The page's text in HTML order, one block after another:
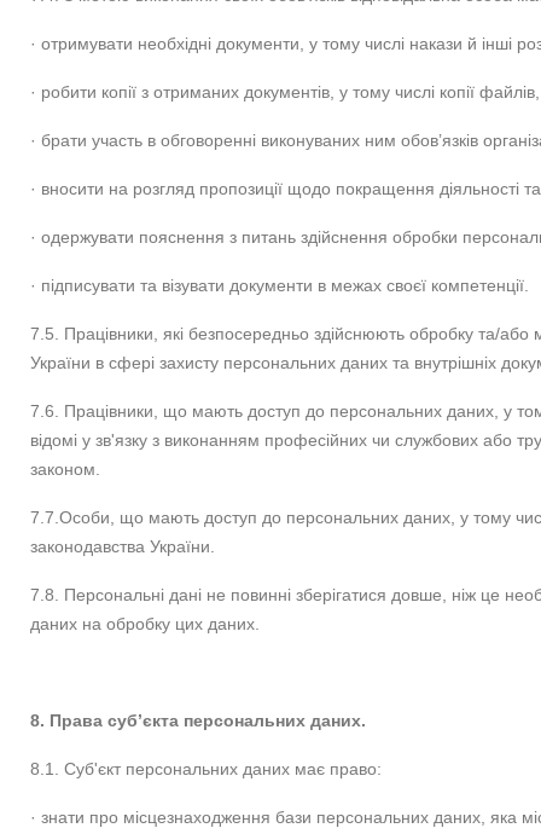
· отримувати необхідні документи, у тому числі накази й інші
· робити копії з отриманих документів, у тому числі копії
· брати участь в обговоренні виконуваних ним обов’язків
· вносити на розгляд пропозиції щодо покращення діяльності
· одержувати пояснення з питань здійснення обробки
· підписувати та візувати документи в межах своєї компетенції.
7.5. Працівники, які безпосередньо здійснюють обробку та/або
України в сфері захисту персональних даних та внутрішніх
7.6. Працівники, що мають доступ до персональних даних, у
відомі у зв'язку з виконанням професійних чи службових або
законом.
7.7.Особи, що мають доступ до персональних даних, у тому
законодавства України.
7.8. Персональні дані не повинні зберігатися довше, ніж це
даних на обробку цих даних.
8. Права суб’єкта персональних даних.
8.1. Суб'єкт персональних даних має право:
· знати про місцезнаходження бази персональних даних, яка